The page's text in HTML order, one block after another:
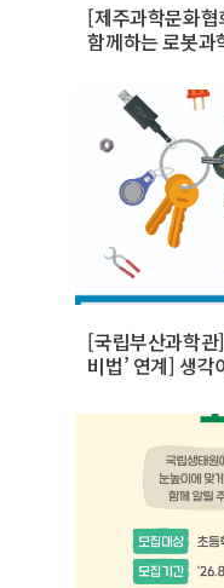
[제주과학문화
함께하는 로봇과
[국립부산과학
비법’ 연계] 생